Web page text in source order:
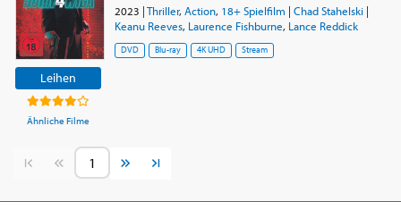
Leihen
Ähnliche Filme
2023 |Thriller, Action, 18+ Spielfilm | Chad Stahelski|
Keanu Reeves, Laurence Fishburne, Lance Reddick
DVD Blu-ray 4K UHD Stream
Vorherige SeiteNächste Seite